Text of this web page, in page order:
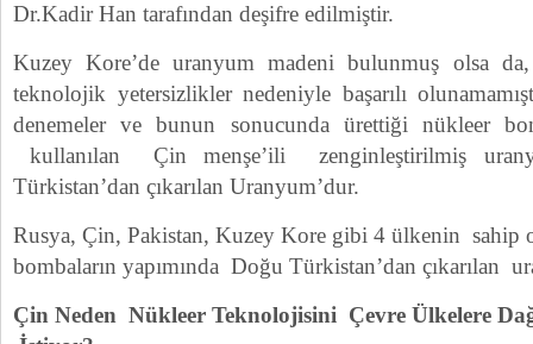
Dr.Kadir Han tarafından deşifre edilmiştir.
Kuzey Kore’de uranyum madeni bulunmuş olsa
teknolojik yetersizlikler nedeniyle başarılı
denemeler ve bunun sonucunda ürettiği nükleer
kullanılan Çin menşe’ili zenginleştirilmiş
Türkistan’dan çıkarılan Uranyum’dur.
Rusya, Çin, Pakistan, Kuzey Kore gibi 4 ülkenin sahip
bombaların yapımında Doğu Türkistan’dan çıkarılan
Çin Neden Nükleer Teknolojisini Çevre Ülkelere